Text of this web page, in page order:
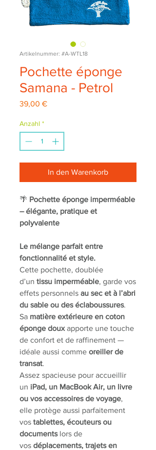
Artikelnummer: #A-WTL18
Pochette éponge
Samana - Petrol
39,00 €Preis
Anzahl *
In den Warenkorb
🌴 Pochette éponge imperméable
– élégante, pratique et
polyvalente
Le mélange parfait entre
fonctionnalité et style.
Cette pochette, doublée
d’un tissu imperméable, garde vos
effets personnels au sec et à l’abri
du sable ou des éclaboussures.
Sa matière extérieure en coton
éponge doux apporte une touche
de confort et de raffinement —
idéale aussi comme oreiller de
transat.
Assez spacieuse pour accueillir
un iPad, un MacBook Air, un livre
ou vos accessoires de voyage,
elle protège aussi parfaitement
vos tablettes, écouteurs ou
documentslors de
vos déplacements, trajets en